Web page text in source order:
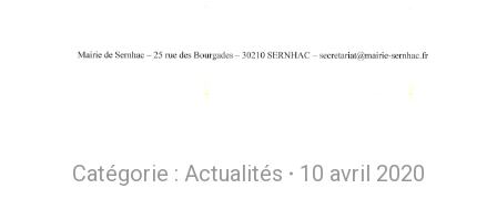
Catégorie : Actualités 10 avril 2020